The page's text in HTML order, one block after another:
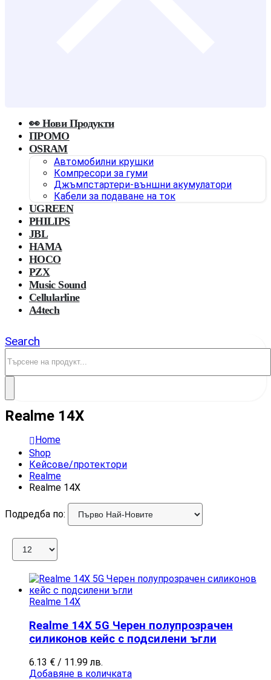
👀 Нови Продукти
ПРОМО
OSRAM
Автомобилни крушки
Компресори за гуми
Джъмпстартери-външни акумулатори
Кабели за подаване на ток
UGREEN
PHILIPS
JBL
HAMA
HOCO
PZX
Music Sound
Cellularline
A4tech
Search
Realme 14X
Home
Shop
Кейсове/протектори
Realme
Realme 14X
Подредба по:
Realme 14X
Realme 14X 5G Черен полупрозрачен
силиконов кейс с подсилени ъгли
6.13 € / 11.99 лв.
Добавяне в количката